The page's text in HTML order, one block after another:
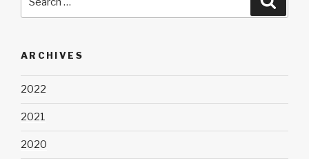
for:
ARCHIVES
2022
2021
2020